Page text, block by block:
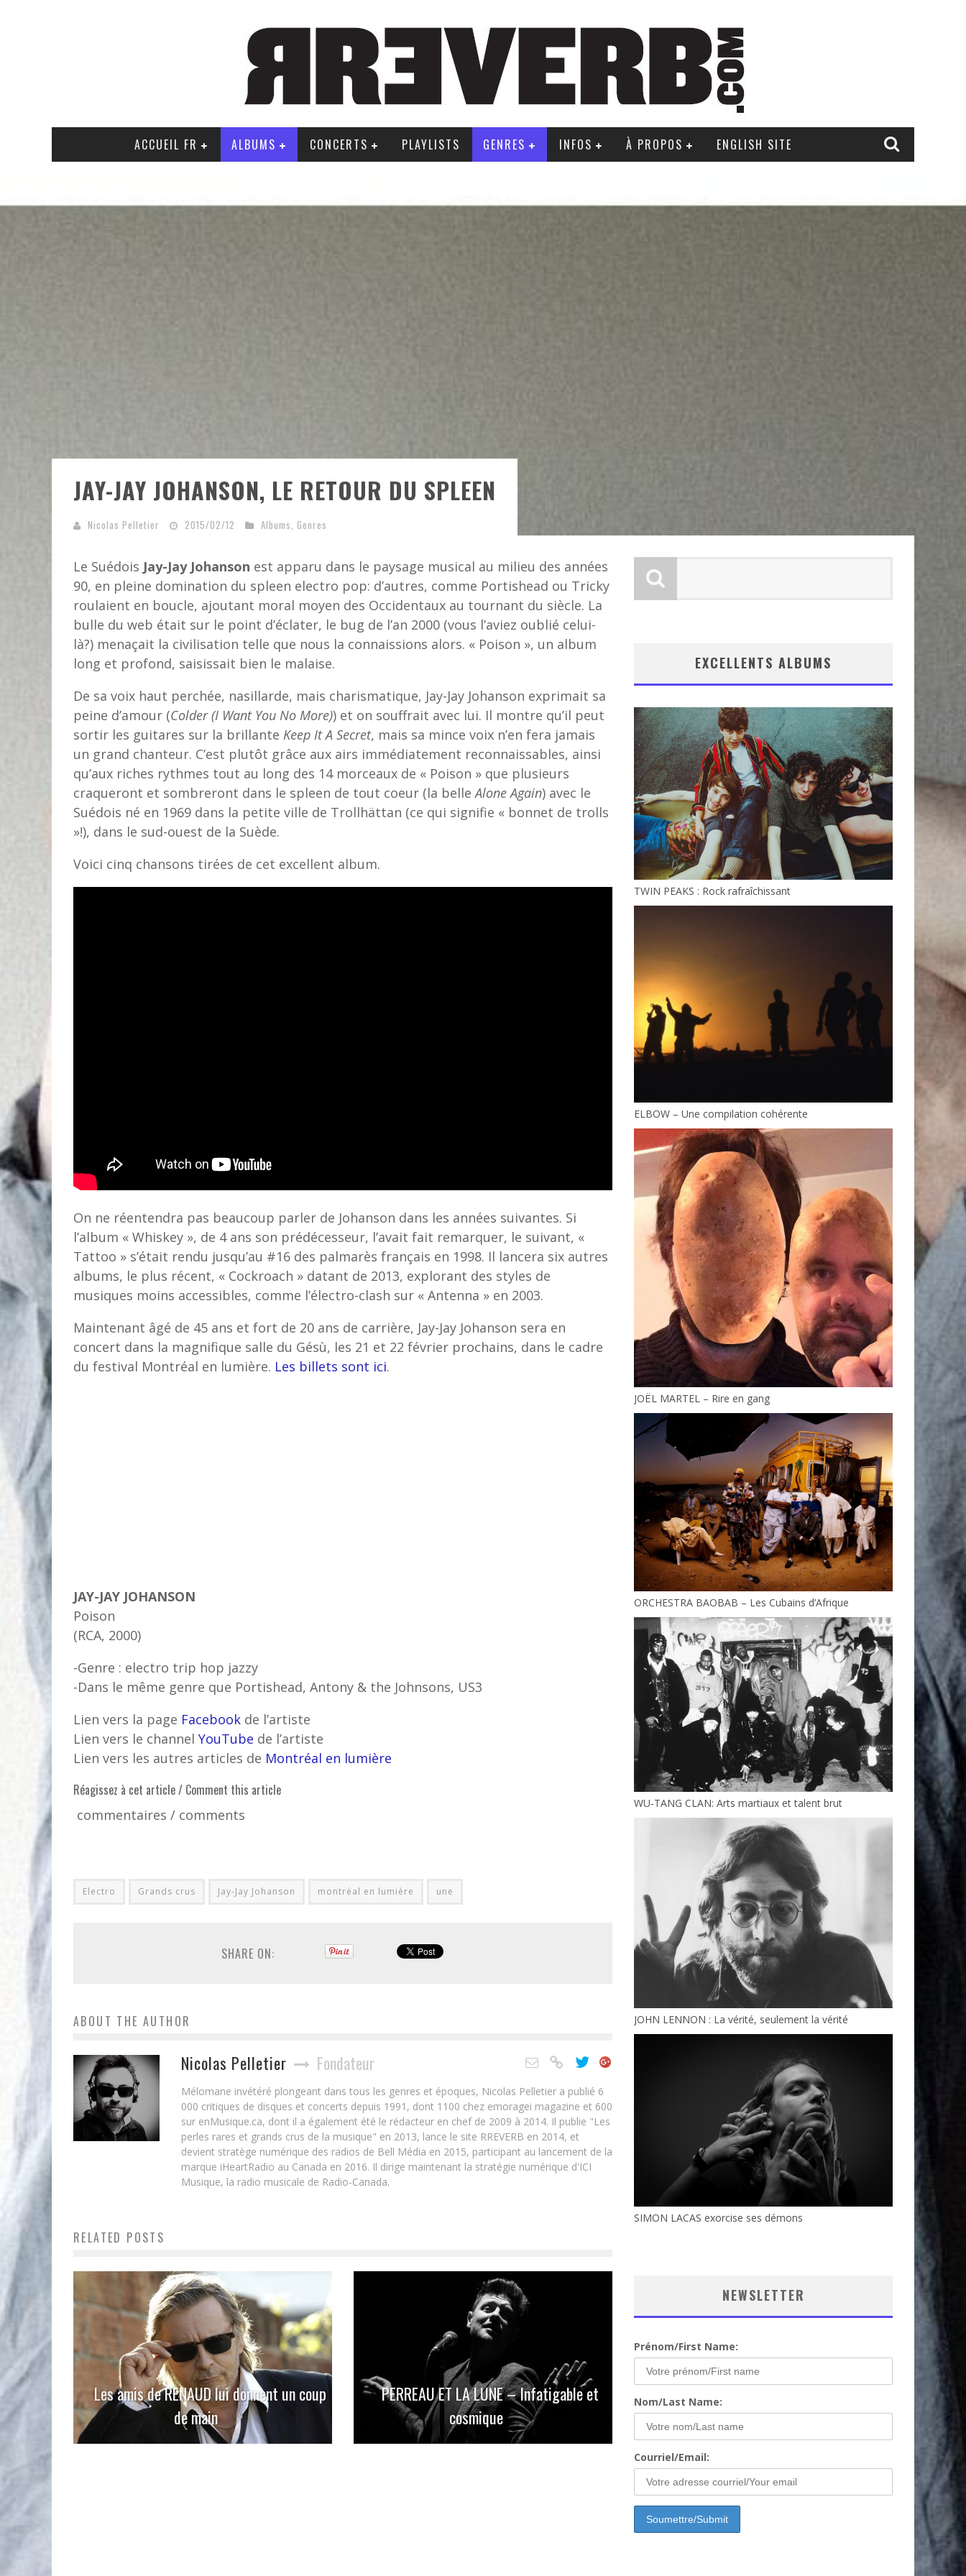
ACCUEIL FR ALBUMS CONCERTS PLAYLISTS GENRES INFOS À PROPOS ENGLISH SITE
JAY-JAY JOHANSON, LE RETOUR DU SPLEEN
Nicolas Pelletier 2015/02/12 Albums, Genres
Le Suédois Jay-Jay Johanson est apparu dans le paysage musical au milieu des années
90, en pleine domination du spleen electro pop: d’autres, comme Portishead ou Tricky
roulaient en boucle, ajoutant moral moyen des Occidentaux au tournant du siècle. La
bulle du web était sur le point d’éclater, le bug de l’an 2000 (vous l’aviez oublié celui-
là?) menaçait la civilisation telle que nous la connaissions alors. « Poison », un album
long et profond, saisissait bien le malaise.
De sa voix haut perchée, nasillarde, mais charismatique, Jay-Jay Johanson exprimait sa
peine d’amour (Colder (I Want You No More)) et on souffrait avec lui. Il montre qu’il peut
sortir les guitares sur la brillante Keep It A Secret, mais sa mince voix n’en fera jamais
un grand chanteur. C’est plutôt grâce aux airs immédiatement reconnaissables, ainsi
qu’aux riches rythmes tout au long des 14 morceaux de « Poison » que plusieurs
craqueront et sombreront dans le spleen de tout coeur (la belleAlone Again) avec le
Suédois né en 1969 dans la petite ville de Trollhättan (ce qui signifie « bonnet de trolls
»!), dans le sud-ouest de la Suède.
Voici cinq chansons tirées de cet excellent album.
On ne réentendra pas beaucoup parler de Johanson dans les années suivantes. Si
l’album « Whiskey », de 4 ans son prédécesseur, l’avait fait remarquer, le suivant, «
Tattoo » s’était rendu jusqu’au #16 des palmarès français en 1998. Il lancera six autres
albums, le plus récent, « Cockroach » datant de 2013, explorant des styles de
musiques moins accessibles, comme l’électro-clash sur « Antenna » en 2003.
Maintenant âgé de 45 ans et fort de 20 ans de carrière, Jay-Jay Johanson sera en
concert dans la magnifique salle du Gésù, les 21 et 22 février prochains, dans le cadre
du festival Montréal en lumière. Les billets sont ici.
JAY-JAY JOHANSON
Poison
(RCA, 2000)
-Genre : electro trip hop jazzy
-Dans le même genre que Portishead, Antony & the Johnsons, US3
Lien vers la page Facebook de l’artiste
Lien vers le channel YouTube de l’artiste
Lien vers les autres articles de Montréal en lumière
Réagissez à cet article / Comment this article
commentaires / comments
Electro Grands crus Jay-Jay Johanson montréal en lumière une
SHARE ON:
ABOUT THE AUTHOR
Nicolas Pelletier Fondateur
Mélomane invétéré plongeant dans tous les genres et époques, Nicolas Pelletier a publié 6
000 critiques de disques et concerts depuis 1991, dont 1100 chez emoragei magazine et 600
sur enMusique.ca, dont il a également été le rédacteur en chef de 2009 à 2014. Il publie "Les
perles rares et grands crus de la musique" en 2013, lance le site RREVERB en 2014, et
devient stratège numérique des radios de Bell Média en 2015, participant au lancement de la
marque iHeartRadio au Canada en 2016. Il dirige maintenant la stratégie numérique d'ICI
Musique, la radio musicale de Radio-Canada.
RELATED POSTS
Les amis de RENAUD lui donnent un coup
de main
PERREAU ET LA LUNE – Infatigable et
cosmique
EXCELLENTS ALBUMS
TWIN PEAKS : Rock rafraîchissant
ELBOW – Une compilation cohérente
JOËL MARTEL – Rire en gang
ORCHESTRA BAOBAB – Les Cubains d’Afrique
WU-TANG CLAN: Arts martiaux et talent brut
JOHN LENNON : La vérité, seulement la vérité
SIMON LACAS exorcise ses démons
NEWSLETTER
Prénom/First Name:
Nom/Last Name:
Courriel/Email: